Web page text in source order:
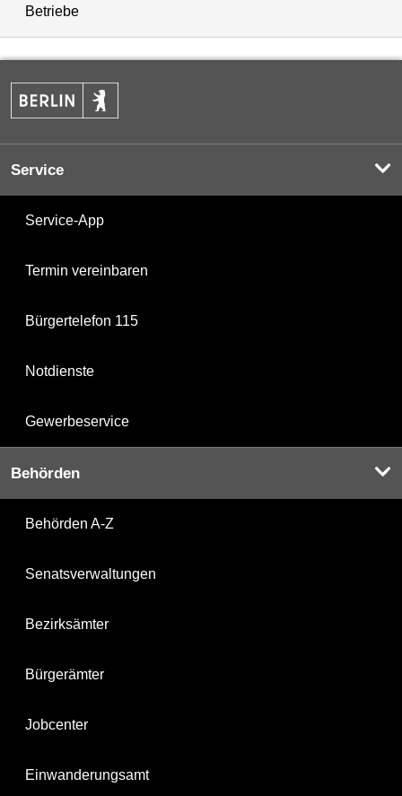
Betriebe
Service
Service-App
Termin vereinbaren
Bürgertelefon 115
Notdienste
Gewerbeservice
Behörden
Behörden A-Z
Senatsverwaltungen
Bezirksämter
Bürgerämter
Jobcenter
Einwanderungsamt